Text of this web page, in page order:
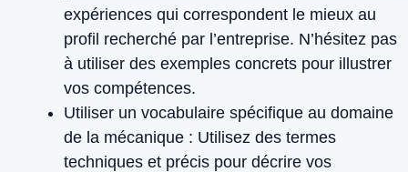
expériences qui correspondent le mieux au
profil recherché par l’entreprise. N’hésitez pas
à utiliser des exemples concrets pour illustrer
vos compétences.
Utiliser un vocabulaire spécifique au domaine
de la mécanique : Utilisez des termes
techniques et précis pour décrire vos